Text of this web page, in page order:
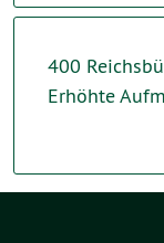
400
Erhöhte